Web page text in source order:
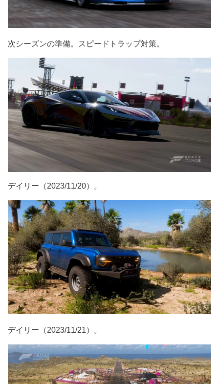
次シーズンの準備。スピードトラップ対策。
デイリー（2023/11/20）。
デイリー（2023/11/21）。